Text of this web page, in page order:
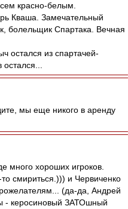
красно-белым.
Кваша. Замечательный
болельщик Спартака. Вечная
остался из спартачей-
мы еще никого в аренду
много хороших игроков.
смириться.))) и Червиченко
(да-да, Андрей
- керосиновый ЗАТОшный